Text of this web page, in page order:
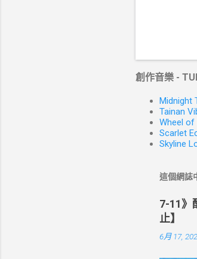
創作音樂 -
Midnight
Tainan
Wheel of
Scarlet
Skyline
這個網誌
7-11》
止】
6月 17,